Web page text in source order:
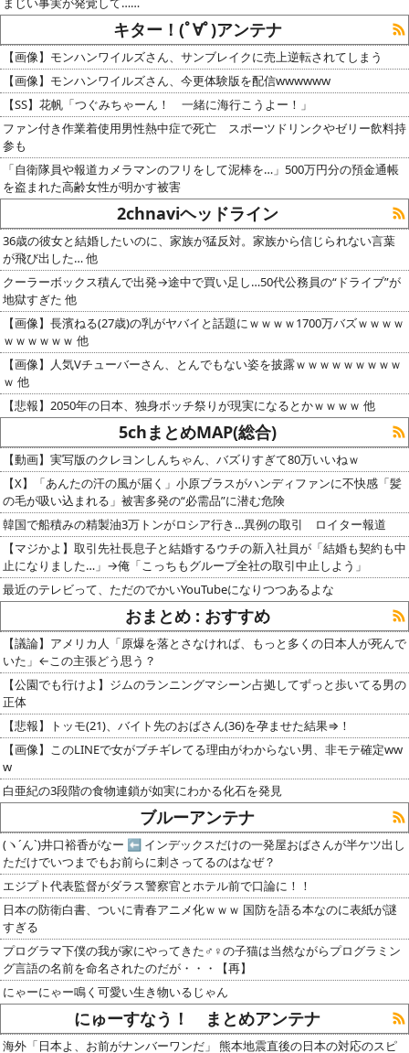
キター！(ﾟ∀ﾟ)アンテナ
【画像】モンハンワイルズさん、サンブレイクに売上逆転されてしまう
【画像】モンハンワイルズさん、今更体験版を配信wwwwww
【SS】花帆「つぐみちゃーん！ 一緒に海行こうよー！」
ファン付き作業着使用男性熱中症で死亡 スポーツドリンクやゼリー飲料持
参も
「自衛隊員や報道カメラマンのフリをして泥棒を…」500万円分の預金通帳
を盗まれた高齢女性が明かす被害
2chnaviヘッドライン
36歳の彼女と結婚したいのに、家族が猛反対。家族から信じられない言葉
が飛び出した… 他
クーラーボックス積んで出発→途中で買い足し…50代公務員の“ドライブ”が
地獄すぎた 他
【画像】長濱ねる(27歳)の乳がヤバイと話題にｗｗｗｗ1700万バズｗｗｗｗ
ｗｗｗｗｗｗ 他
【画像】人気Vチューバーさん、とんでもない姿を披露ｗｗｗｗｗｗｗｗｗ
ｗ 他
【悲報】2050年の日本、独身ボッチ祭りが現実になるとかｗｗｗｗ 他
5chまとめMAP(総合)
【動画】実写版のクレヨンしんちゃん、バズりすぎて80万いいねｗ
【X】「あんたの汗の風が届く」小原ブラスがハンディファンに不快感「髪
の毛が吸い込まれる」被害多発の“必需品”に潜む危険
韓国で船積みの精製油3万トンがロシア行き…異例の取引 ロイター報道
【マジかよ】取引先社長息子と結婚するウチの新入社員が「結婚も契約も中
止になりました…」→俺「こっちもグループ全社の取引中止しよう」
最近のテレビって、ただのでかいYouTubeになりつつあるよな
おまとめ : おすすめ
【議論】アメリカ人「原爆を落とさなければ、もっと多くの日本人が死んで
いた」←この主張どう思う？
【公園でも行けよ】ジムのランニングマシーン占拠してずっと歩いてる男の
正体
【悲報】トッモ(21)、バイト先のおばさん(36)を孕ませた結果⇒！
【画像】このLINEで女がブチギレてる理由がわからない男、非モテ確定ww
w
白亜紀の3段階の食物連鎖が如実にわかる化石を発見
ブルーアンテナ
(ヽ´ん`)井口裕香がなー ⬅ インデックスだけの一発屋おばさんが半ケツ出し
ただけでいつまでもお前らに刺さってるのはなぜ？
エジプト代表監督がダラス警察官とホテル前で口論に！！
日本の防衛白書、ついに青春アニメ化ｗｗｗ 国防を語る本なのに表紙が謎
すぎる
プログラマ下僕の我が家にやってきた♂♀の子猫は当然ながらプログラミン
グ言語の名前を命名されたのだが・・・【再】
にゃーにゃー鳴く可愛い生き物いるじゃん
にゅーすなう！ まとめアンテナ
海外「日本よ、お前がナンバーワンだ」 熊本地震直後の日本の対応のスピ